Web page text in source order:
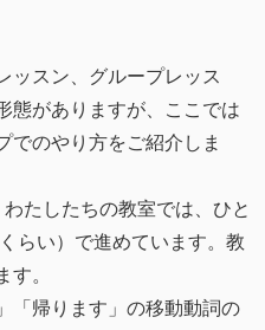
ッスン、グループレッス
態がありますが、ここでは
でのやり方をご紹介しま
たしたちの教室では、ひと
らい）で進めています。教
す。
「帰ります」の移動動詞の